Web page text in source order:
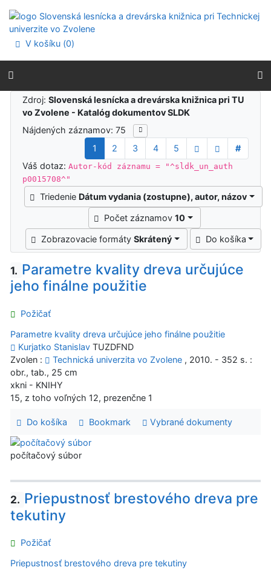
Prejsť na menu
Prehlásenie o webovej prístupnosti
V košíku (0)
Výsledky vyhľadávania
Zdroj:Slovenská lesnícka a drevárska knižnica pri TU
vo Zvolene - Katalóg dokumentov SLDK
Nájdených záznamov: 75
1
2 3 4 5
#
Váš dotaz:Autor-kód záznamu = "^sldk_un_auth
p0015708^"
Triedenie Dátum vydania (zostupne), autor, názov
Počet záznamov10
Zobrazovacie formátySkrátený Do košíka
1. Parametre kvality dreva určujúce
jeho finálne použitie
Požičať
Parametre kvality dreva určujúce jeho finálne použitie
Kurjatko Stanislav TUZDFND
Zvolen :
Technická univerzita vo Zvolene , 2010. - 352 s. :
obr., tab., 25 cm
xkni - KNIHY
15, z toho voľných 12, prezenčne 1
Do košíka Bookmark Vybrané dokumenty
počítačový súbor
2. Priepustnosť brestového dreva pre
tekutiny
Požičať
Priepustnosť brestového dreva pre tekutiny